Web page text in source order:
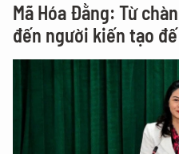
Mã Hóa Đằng: Từ
đến người kiến tạo